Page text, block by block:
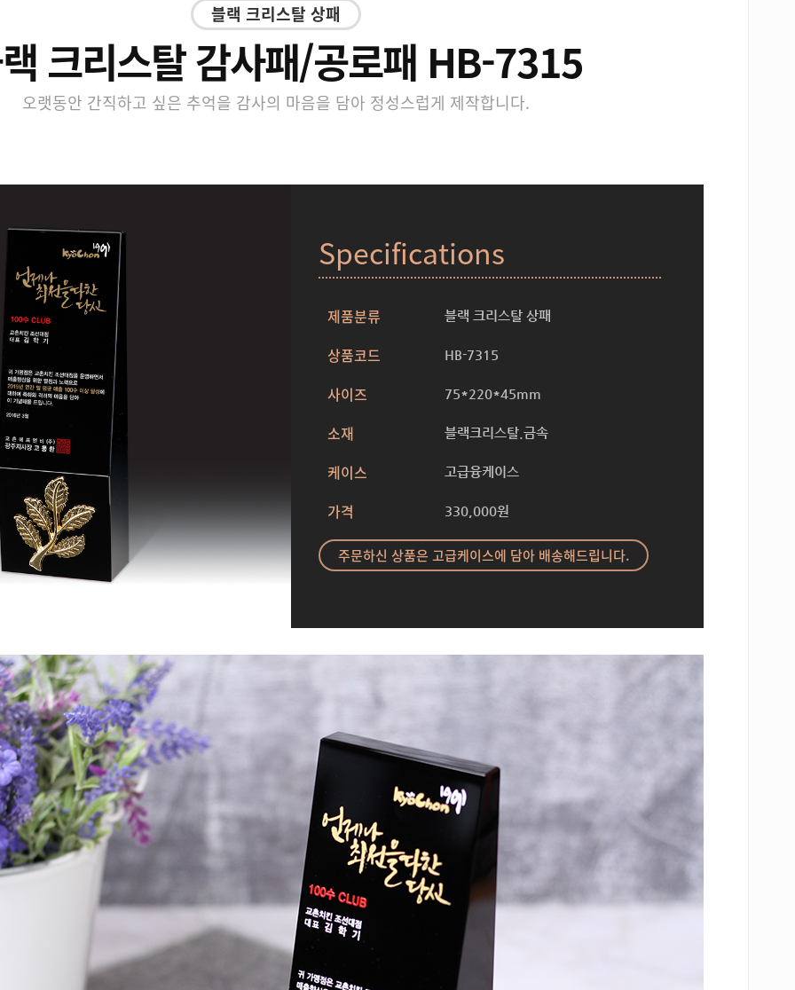
블랙 크리스탈 상패
크리스탈 감사패/공로패 HB-7315
오랫동안 간직하고 싶은 추억을 감사의 마음을 담아 정성스럽게 제작합니다.
Specifications
제품분류 블랙 크리스탈 상패
상품코드 HB-7315
사이즈 75*220*45mm
소재 블랙크리스탈.금속
케이스 고급융케이스
가격 330,000원
주문하신 상품은 고급케이스에 담아 배송해드립니다.